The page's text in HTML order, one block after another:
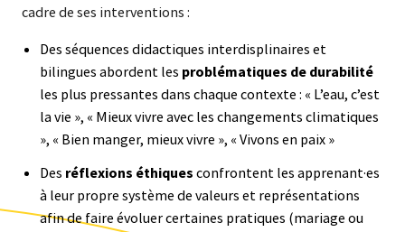
cadre de ses interventions :
Des séquences didactiques interdisplinaires et
bilingues abordent les problématiques de durabilité
les plus pressantes dans chaque contexte : « L’eau, c’est
la vie », « Mieux vivre avec les changements climatiques
», « Bien manger, mieux vivre », « Vivons en paix »
Des réflexions éthiques confrontent les apprenant·es
à leur propre système de valeurs et représentations
afin de faire évoluer certaines pratiques (mariage ou